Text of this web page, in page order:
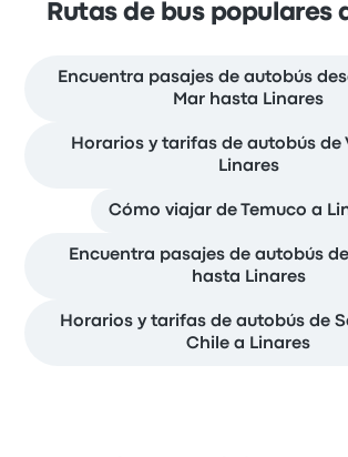
Rutas de bus populares
Encuentra pasajes de autobús
Mar hasta Linares
Horarios y tarifas de autobús de
Linares
Cómo viajar de Temuco a
Encuentra pasajes de autobús
hasta Linares
Horarios y tarifas de autobús de
Chile a Linares